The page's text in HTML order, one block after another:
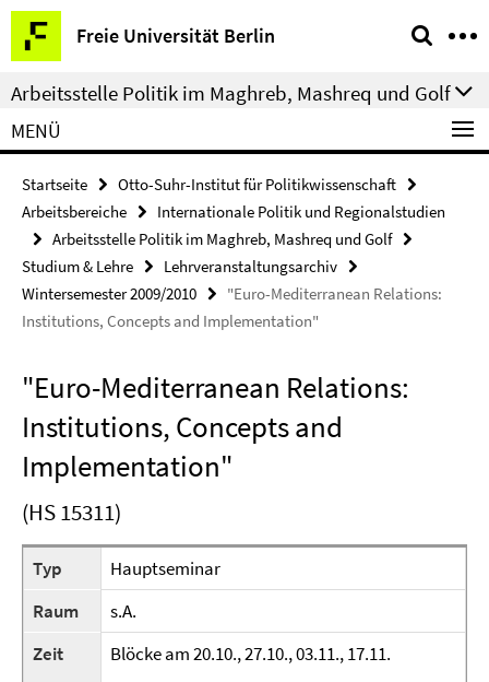
Springe
direkt
zu
Inhalt
Freie Universität Berlin
Service-
Navigation
Arbeitsstelle Politik im Maghreb, Mashreq und Golf
MENÜ
Startseite
Otto-Suhr-Institut für Politikwissenschaft
Arbeitsbereiche
Internationale Politik und Regionalstudien
Arbeitsstelle Politik im Maghreb, Mashreq und Golf
Studium & Lehre
Lehrveranstaltungsarchiv
Wintersemester 2009/2010
"Euro-Mediterranean Relations:
Institutions, Concepts and Implementation"
"Euro-Mediterranean Relations:
Institutions, Concepts and
Implementation"
(HS 15311)
Typ
Hauptseminar
Raum
s.A.
Zeit
Blöcke am 20.10., 27.10., 03.11., 17.11.